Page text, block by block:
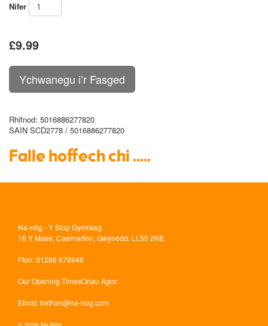
Nifer
£9.99
Rhifnod: 5016886277820
SAIN SCD2778 / 5016886277820
Falle hoffech chi .....
Na-nôg - Y Siop Gymraeg
16 Y Maes, Caernarfon, Gwynedd, LL55 2NE
Ffon: 01286 676946
Our Opening TimesOriau Agor:
Ebost:bethan@na-nog.com